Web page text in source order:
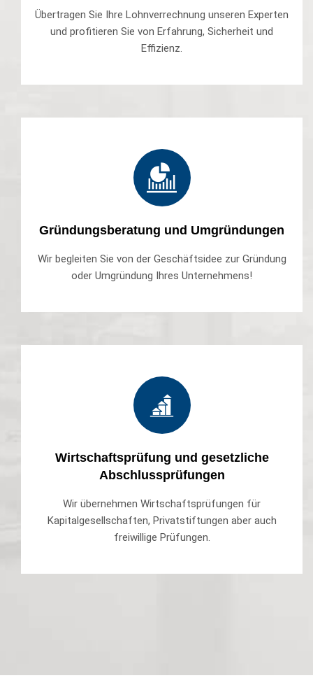
Übertragen Sie Ihre Lohnverrechnung unseren Experten
und profitieren Sie von Erfahrung, Sicherheit und
Effizienz.
Gründungsberatung und Umgründungen
Wir begleiten Sie von der Geschäftsidee zur Gründung
oder Umgründung Ihres Unternehmens!
Wirtschaftsprüfung und gesetzliche
Abschlussprüfungen
Wir übernehmen Wirtschaftsprüfungen für
Kapitalgesellschaften, Privatstiftungen aber auch
freiwillige Prüfungen.